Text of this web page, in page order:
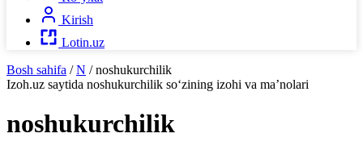
Kirish
Lotin.uz
Bosh sahifa / N / noshukurchilik
Izoh.uz saytida noshukurchilik so‘zining izohi va ma’nolari
noshukurchilik